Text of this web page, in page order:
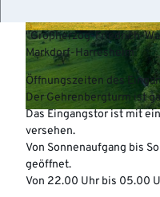
©CC-BY-NC-SA
© Florian Fahlenbock |CC-BY-NC-SA
Erbaut 1903 – 30m hoch –
Stufen
"Großherzog-Friedrich-
Markdorf-Harresheim
Öffnungszeiten des
Der Gehrenbergturm ist
Das Eingangstor ist mit
versehen.
Von Sonnenaufgang bis
geöffnet.
Von 22.00 Uhr bis 05.00